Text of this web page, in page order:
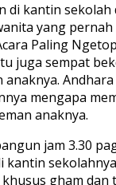
di kantin sekolah
yang
Paling
juga sempat
mengapa
anaknya.
jam 3.30
kantin
gham dan